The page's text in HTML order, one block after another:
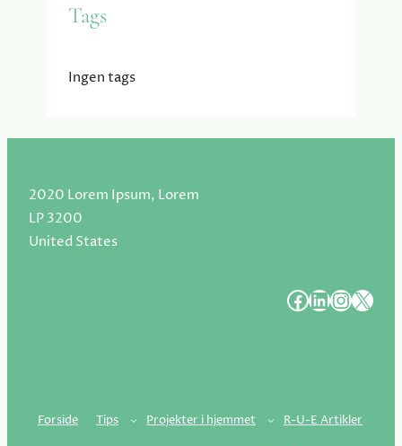
Tags
Ingen tags
2020 Lorem Ipsum, Lorem
LP 3200
United States
####
Forside Tips Projekter i hjemmet R-U-E Artikler